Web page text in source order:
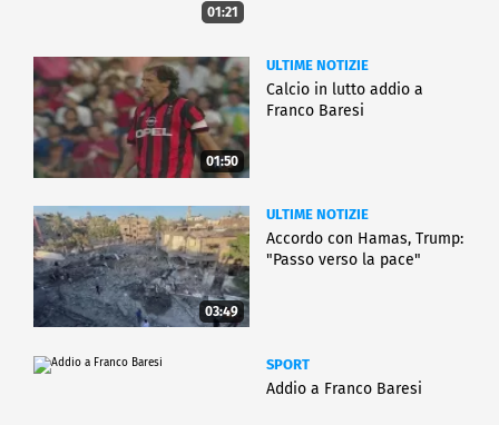
01:21
01:50
ULTIME NOTIZIE
Calcio in lutto addio a
Franco Baresi
03:49
ULTIME NOTIZIE
Accordo con Hamas, Trump:
"Passo verso la pace"
SPORT
Addio a Franco Baresi